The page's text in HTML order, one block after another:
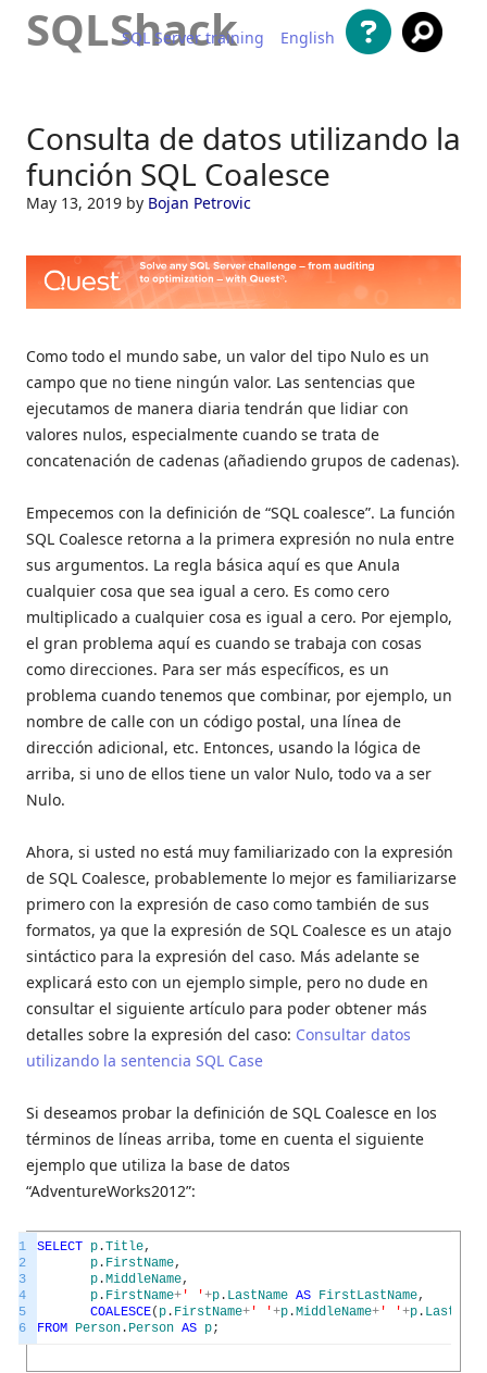
SQLShack
SQL Server training English
Consulta de datos utilizando la
función SQL Coalesce
May 13, 2019 by Bojan Petrovic
Como todo el mundo sabe, un valor del tipo Nulo es un
campo que no tiene ningún valor. Las sentencias que
ejecutamos de manera diaria tendrán que lidiar con
valores nulos, especialmente cuando se trata de
concatenación de cadenas (añadiendo grupos de cadenas).
Empecemos con la definición de “SQL coalesce”. La función
SQL Coalesce retorna a la primera expresión no nula entre
sus argumentos. La regla básica aquí es que Anula
cualquier cosa que sea igual a cero. Es como cero
multiplicado a cualquier cosa es igual a cero. Por ejemplo,
el gran problema aquí es cuando se trabaja con cosas
como direcciones. Para ser más específicos, es un
problema cuando tenemos que combinar, por ejemplo, un
nombre de calle con un código postal, una línea de
dirección adicional, etc. Entonces, usando la lógica de
arriba, si uno de ellos tiene un valor Nulo, todo va a ser
Nulo.
Ahora, si usted no está muy familiarizado con la expresión
de SQL Coalesce, probablemente lo mejor es familiarizarse
primero con la expresión de caso como también de sus
formatos, ya que la expresión de SQL Coalesce es un atajo
sintáctico para la expresión del caso. Más adelante se
explicará esto con un ejemplo simple, pero no dude en
consultar el siguiente artículo para poder obtener más
detalles sobre la expresión del caso: Consultar datos
utilizando la sentencia SQL Case
Si deseamos probar la definición de SQL Coalesce en los
términos de líneas arriba, tome en cuenta el siguiente
ejemplo que utiliza la base de datos
“AdventureWorks2012”:
1
2
3
4
5
6
SELECT p .Title,
p . FirstName,
p .MiddleName,
p . FirstName+ ' '+p . LastName AS FirstLastName,
COALESCE( p . FirstName+ ' '+p .MiddleName+ ' '+p . LastName
FROM Person . Person AS p;